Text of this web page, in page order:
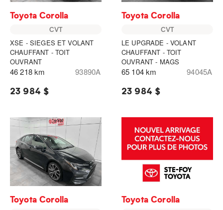
Toyota Corolla
CVT
XSE - SIEGES ET VOLANT
CHAUFFANT - TOIT
OUVRANT
46 218 km 93890A
23 984 $
Toyota Corolla
CVT
LE UPGRADE - VOLANT
CHAUFFANT - TOIT
OUVRANT - MAGS
65 104 km 94045A
23 984 $
Toyota Corolla Toyota Corolla